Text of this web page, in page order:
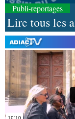
Publi-reportages
Lire tous les
08-08-2026
Société
de la
08-08-2026
Société
promue